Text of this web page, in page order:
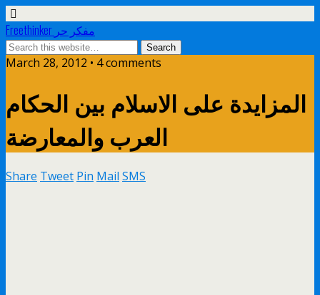
Freethinker مفكر حر
March 28, 2012 • 4 comments
المزايدة على الاسلام بين الحكام
العرب والمعارضة
Share Tweet Pin Mail SMS